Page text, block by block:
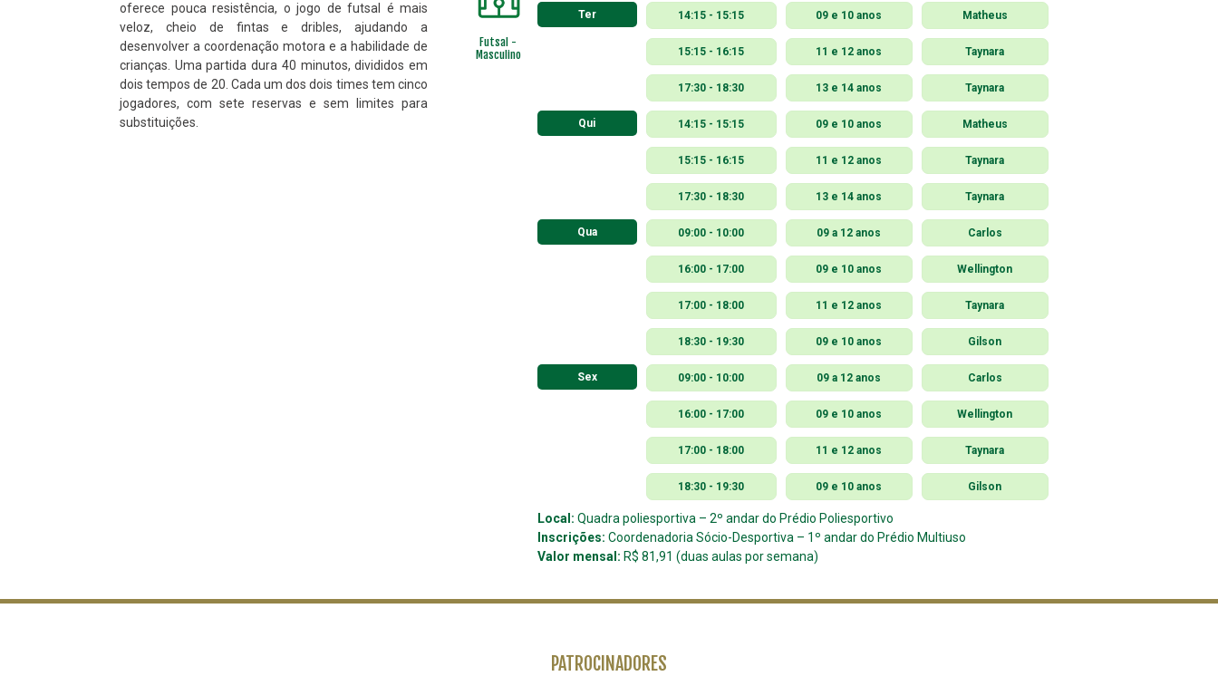
oferece pouca resistência, o jogo de futsal é mais
veloz, cheio de fintas e dribles, ajudando a
desenvolver a coordenação motora e a habilidade de
crianças. Uma partida dura 40 minutos, divididos em
dois tempos de 20. Cada um dos dois times tem cinco
jogadores, com sete reservas e sem limites para
substituições.
Futsal -
Masculino
Ter 14:15 - 15:15 09 e 10 anos Matheus
15:15 - 16:15 11 e 12 anos Taynara
17:30 - 18:30 13 e 14 anos Taynara
Qui 14:15 - 15:15 09 e 10 anos Matheus
15:15 - 16:15 11 e 12 anos Taynara
17:30 - 18:30 13 e 14 anos Taynara
Qua 09:00 - 10:00 09 a 12 anos Carlos
16:00 - 17:00 09 e 10 anos Wellington
17:00 - 18:00 11 e 12 anos Taynara
18:30 - 19:30 09 e 10 anos Gilson
Sex 09:00 - 10:00 09 a 12 anos Carlos
16:00 - 17:00 09 e 10 anos Wellington
17:00 - 18:00 11 e 12 anos Taynara
18:30 - 19:30 09 e 10 anos Gilson
Local: Quadra poliesportiva – 2º andar do Prédio Poliesportivo
Inscrições: Coordenadoria Sócio-Desportiva – 1º andar do Prédio Multiuso
Valor mensal: R$ 81,91 (duas aulas por semana)
PATROCINADORES